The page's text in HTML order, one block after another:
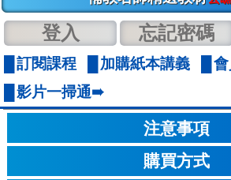
登入 忘記密碼
訂閱課程 加購紙本講義
影片一掃通➠
注意事項
購買方式